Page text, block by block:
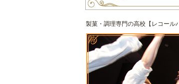
製菓・調理専門の高校【レコール